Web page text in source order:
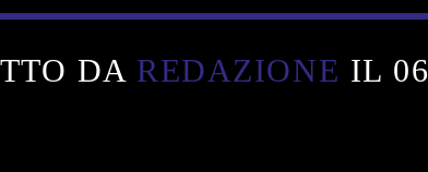
DA REDAZIONE IL